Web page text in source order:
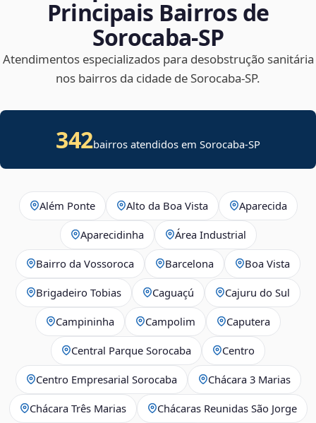
Principais Bairros de
Sorocaba‑SP
Atendimentos especializados para desobstrução sanitária
nos bairros da cidade de Sorocaba‑SP.
342bairros atendidos em Sorocaba-SP
Além Ponte Alto da Boa Vista Aparecida
Aparecidinha Área Industrial
Bairro da Vossoroca Barcelona Boa Vista
Brigadeiro Tobias Caguaçú Cajuru do Sul
Campininha Campolim Caputera
Central Parque Sorocaba Centro
Centro Empresarial Sorocaba Chácara 3 Marias
Chácara Três Marias Chácaras Reunidas São Jorge